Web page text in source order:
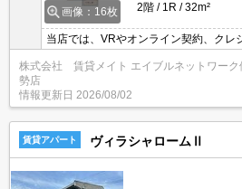
画像：16枚
2階
1R 32m²
当店では、VRやオンライン契約、クレ
りWEBのみでの契約も可能ですのでお
株式会社 賃貸メイト エイブルネットワーク
勢店
情報更新日 2026/08/02
賃貸アパート ヴィラシャロームⅡ